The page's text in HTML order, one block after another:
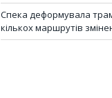
Спека деформувала
кількох маршрутів